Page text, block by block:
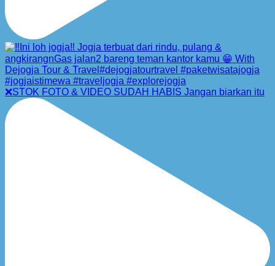
❌STOK FOTO & VIDEO SUDAH HABIS Jangan biarkan itu